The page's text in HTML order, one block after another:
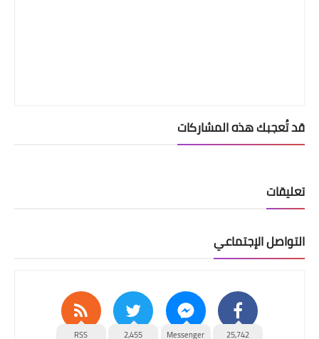
قد تُعجبك هذه المشاركات
تعليقات
التواصل الإجتماعي
25,742
Messenger
2,455
RSS